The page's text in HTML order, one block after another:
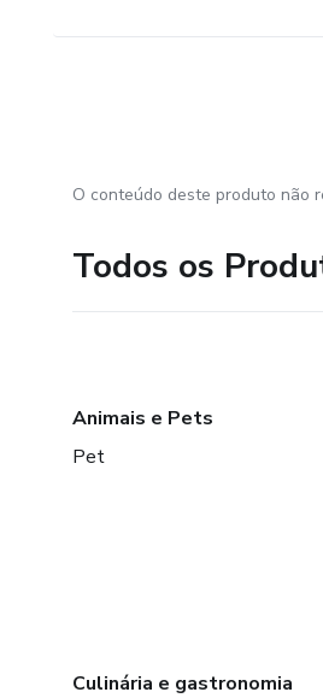
O conteúdo deste produto não
Todos os
Animais e Pets
Pet
Culinária e gastronomia